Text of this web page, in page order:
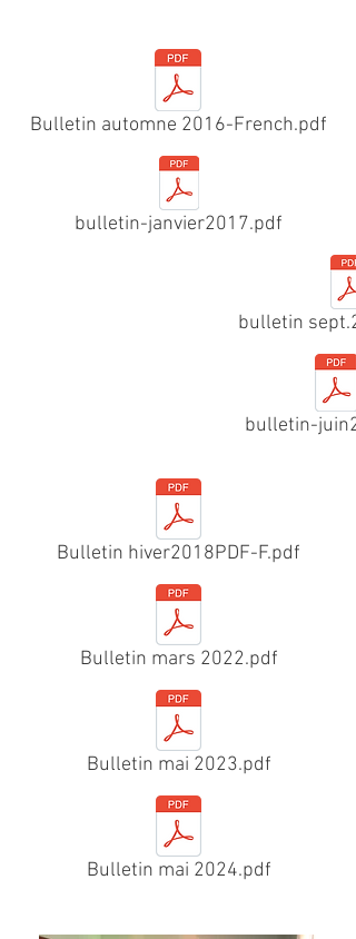
Bulletin automne 2016-French.pdf
bulletin-janvier2017.pdf
bulletin
bulletin-
Bulletin hiver2018PDF-F.pdf
Bulletin mars 2022.pdf
Bulletin mai 2023.pdf
Bulletin mai 2024.pdf